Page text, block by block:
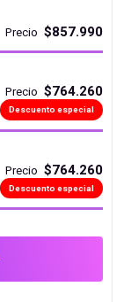
Precio $857.990
Precio $764.260
Descuento especial
Precio $764.260
Descuento especial